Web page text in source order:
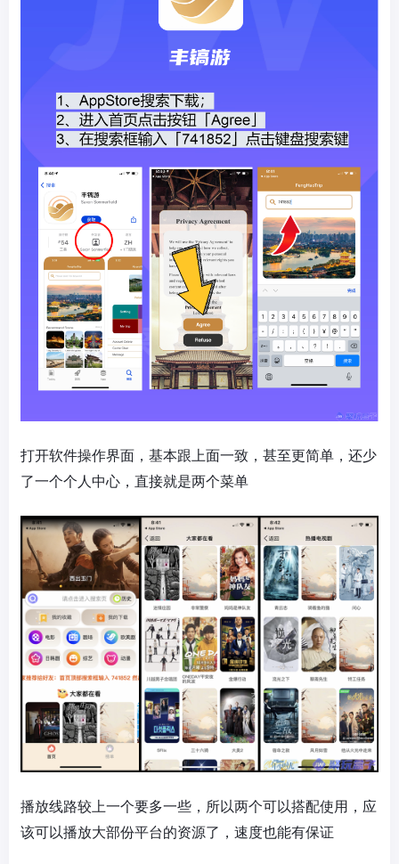
打开软件操作界面，基本跟上面一致，甚至更简单，还少
了一个个人中心，直接就是两个菜单
播放线路较上一个要多一些，所以两个可以搭配使用，应
该可以播放大部份平台的资源了，速度也能有保证